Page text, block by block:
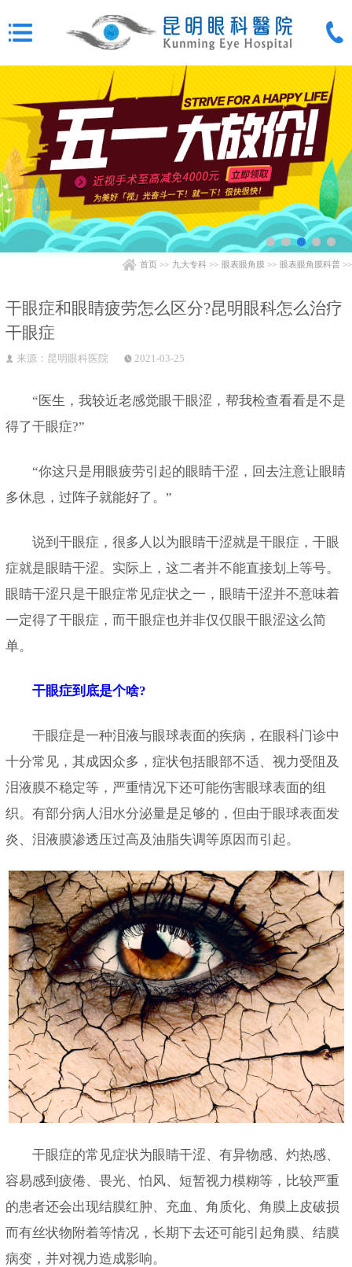
首页 >> 九大专科 >> 眼表眼角膜 >> 眼表眼角膜科普 >>
干眼症和眼睛疲劳怎么区分?昆明眼科怎么治疗
干眼症
来源：昆明眼科医院 2021-03-25
“医生，我较近老感觉眼干眼涩，帮我检查看看是不是
得了干眼症?”
“你这只是用眼疲劳引起的眼睛干涩，回去注意让眼睛
多休息，过阵子就能好了。”
说到干眼症，很多人以为眼睛干涩就是干眼症，干眼
症就是眼睛干涩。实际上，这二者并不能直接划上等号。
眼睛干涩只是干眼症常见症状之一，眼睛干涩并不意味着
一定得了干眼症，而干眼症也并非仅仅眼干眼涩这么简
单。
干眼症到底是个啥?
干眼症是一种泪液与眼球表面的疾病，在眼科门诊中
十分常见，其成因众多，症状包括眼部不适、视力受阻及
泪液膜不稳定等，严重情况下还可能伤害眼球表面的组
织。有部分病人泪水分泌量是足够的，但由于眼球表面发
炎、泪液膜渗透压过高及油脂失调等原因而引起。
干眼症的常见症状为眼睛干涩、有异物感、灼热感、
容易感到疲倦、畏光、怕风、短暂视力模糊等，比较严重
的患者还会出现结膜红肿、充血、角质化、角膜上皮破损
而有丝状物附着等情况，长期下去还可能引起角膜、结膜
病变，并对视力造成影响。